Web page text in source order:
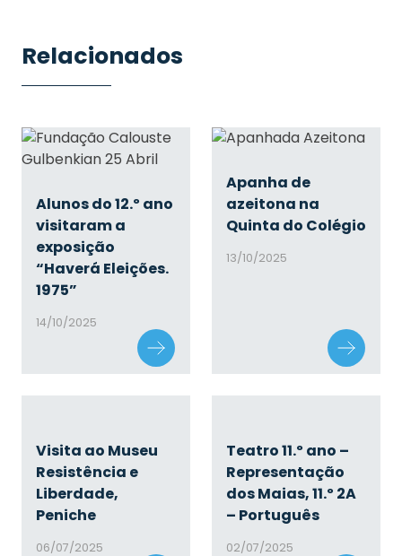
Relacionados
Alunos do 12.º ano
visitaram a
exposição
“Haverá Eleições.
1975”
14/10/2025
Apanha de
azeitona na
Quinta do Colégio
13/10/2025
Visita ao Museu
Resistência e
Liberdade,
Peniche
06/07/2025
Teatro 11.º ano –
Representação
dos Maias, 11.º 2A
– Português
02/07/2025